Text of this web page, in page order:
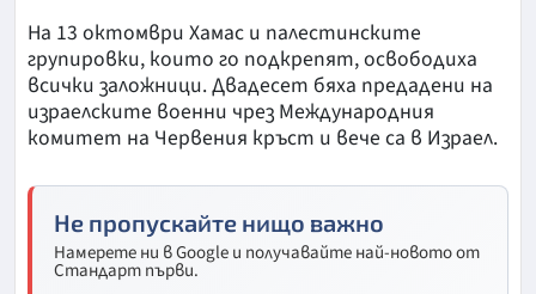
На 13 октомври Хамас и палестинските
групировки, които го подкрепят, освободиха
всички заложници. Двадесет бяха предадени на
израелските военни чрез Международния
комитет на Червения кръст и вече са в Израел.
Не пропускайте нищо важно
Намерете ни в Google и получавайте най-новото от
Стандарт първи.